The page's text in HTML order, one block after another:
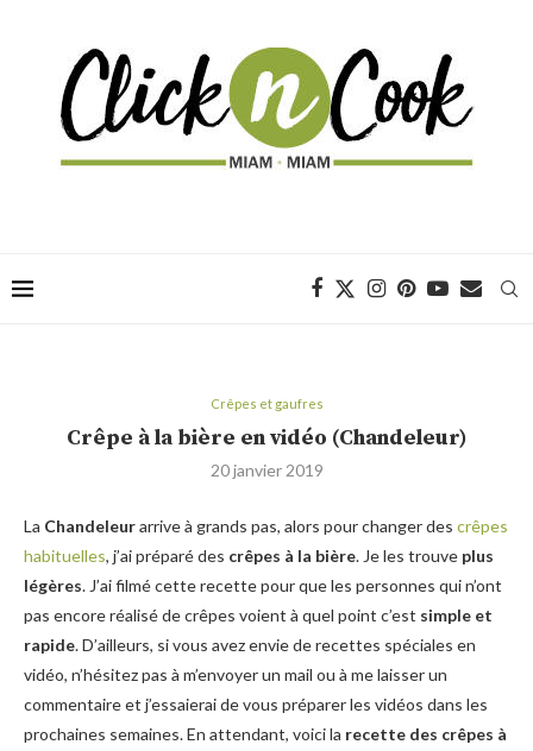
Crêpes et gaufres
Crêpe à la bière en vidéo (Chandeleur)
20 janvier 2019
La Chandeleurarrive à grands pas, alors pour changer des crêpes
habituelles, j’ai préparé des crêpes à la bière. Je les trouve plus
légères. J’ai filmé cette recette pour que les personnes qui n’ont
pas encore réalisé de crêpes voient à quel point c’est simple et
rapide. D’ailleurs, si vous avez envie de recettes spéciales en
vidéo, n’hésitez pas à m’envoyer un mail ou à me laisser un
commentaire et j’essaierai de vous préparer les vidéos dans les
prochaines semaines. En attendant, voici la recette des crêpes à